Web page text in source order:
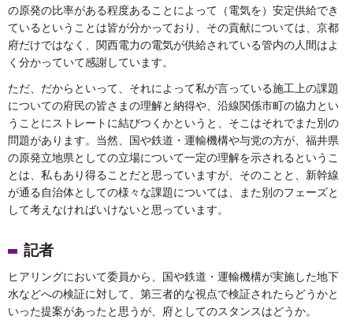
の原発の比率がある程度あることによって（電気を）安定供給でき
ているということは皆が分かっており、その貢献については、京都
府だけではなく、関西電力の電気が供給されている管内の人間はよ
く分かっていて感謝しています。
ただ、だからといって、それによって私が言っている施工上の課題
についての府民の皆さまの理解と納得や、沿線関係市町の協力とい
うことにストレートに結びつくかというと、そこはそれでまた別の
問題があります。当然、国や鉄道・運輸機構や与党の方が、福井県
の原発立地県としての立場について一定の理解を示されるというこ
とは、私もあり得ることだと思っていますが、そのことと、新幹線
が通る自治体としての様々な課題については、また別のフェーズと
して考えなければいけないと思っています。
記者
ヒアリングにおいて委員から、国や鉄道・運輸機構が実施した地下
水などへの検証に対して、第三者的な視点で検証されたらどうかと
いった提案があったと思うが、府としてのスタンスはどうか。